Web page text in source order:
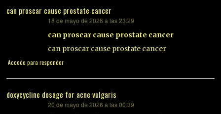
can proscar cause prostate cancer
18 de mayo de 2026 a las 23:29
can proscar cause prostate cancer
can proscar cause prostate cancer
Accede para responder
doxycycline dosage for acne vulgaris
20 de mayo de 2026 a las 00:39